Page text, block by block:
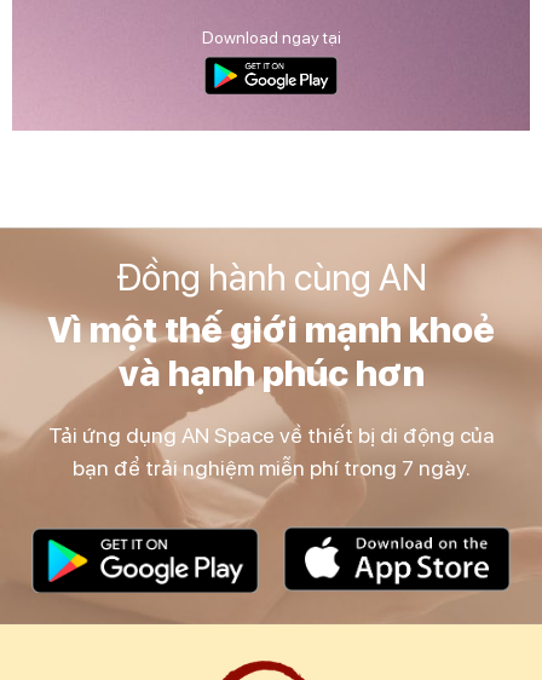
Download ngay tại
Đồng hành cùng AN
Vì một thế giới mạnh khoẻ
và hạnh phúc hơn
Tải ứng dụng AN Space về thiết bị di động của
bạn để trải nghiệm miễn phí trong 7 ngày.